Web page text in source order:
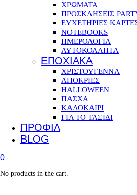
ΧΡΩΜΑΤΑ
ΠΡΟΣΚΛΗΣΕΙΣ
ΕΥΧΕΤΗΡΙΕΣ
NOTEBOOKS
ΗΜΕΡΟΛΟΓΙΑ
ΑΥΤΟΚΟΛΛΗΤΑ
ΕΠΟΧΙΑΚΑ
ΧΡΙΣΤΟΥΓΕΝΝΑ
ΑΠΟΚΡΙΕΣ
HALLOWEEN
ΠΑΣΧΑ
ΚΑΛΟΚΑΙΡΙ
ΓΙΑ ΤΟ ΤΑΞΙΔΙ
ΠΡΟΦΙΛ
BLOG
0
No products in the cart.